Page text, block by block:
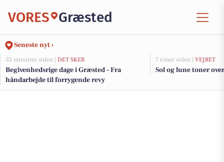
VORES Græsted
Seneste nyt ›
53 minutter siden | DET SKER
Begivenhedsrige dage i Græsted - Fra
håndarbejde til forrygende revy
7 timer siden | VEJRET
Sol og lune toner